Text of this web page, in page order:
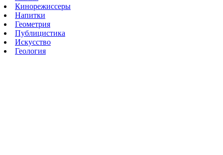
Кинорежиссеры
Напитки
Геометрия
Публицистика
Искусство
Геология